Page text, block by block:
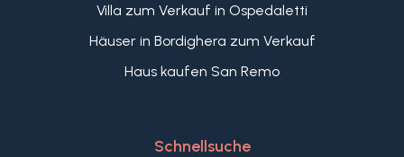
Villa zum Verkauf in Ospedaletti
Häuser in Bordighera zum Verkauf
Haus kaufen San Remo
Schnellsuche